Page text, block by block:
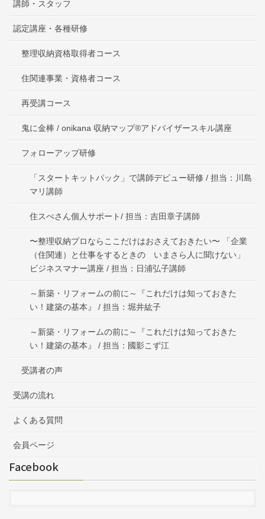
講師・スタッフ
認定講座・各種研修
整理収納資格取得者コース
住関連事業・資格者コース
再受講コース
鬼に金棒 / onikana 収納マップ®アドバイザースキル講座
フォローアップ研修
「スタートキットパック」で講師デビュー研修 / 担当：川島
マリ講師
住スぺさん個人サポート/ 担当：吉田章子講師
〜整理収納プロならここだけはおさえておきたい〜 「企業
（住関連）と仕事をするときの いまさら人に聞けない」
ビジネスマナー講座 / 担当：日浦弘子講師
～新築・リフォームの前に～『これだけは知っておきた
い！建築の基本』 / 担当：堀井紘子
～新築・リフォームの前に～『これだけは知っておきた
い！建築の基本』 / 担当：國影こず江
受講者の声
受講の流れ
よくある質問
会員ページ
Facebook